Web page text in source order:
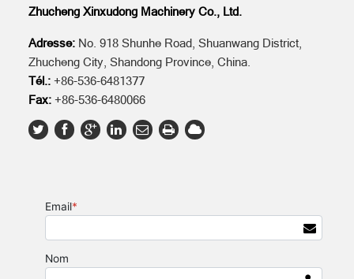
Zhucheng Xinxudong Machinery Co., Ltd.
Adresse: No. 918 Shunhe Road, Shuanwang District,
Zhucheng City, Shandong Province, China.
Tél.: +86-536-6481377
Fax:+86-536-6480066